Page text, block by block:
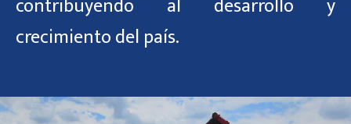
crecimiento del país.